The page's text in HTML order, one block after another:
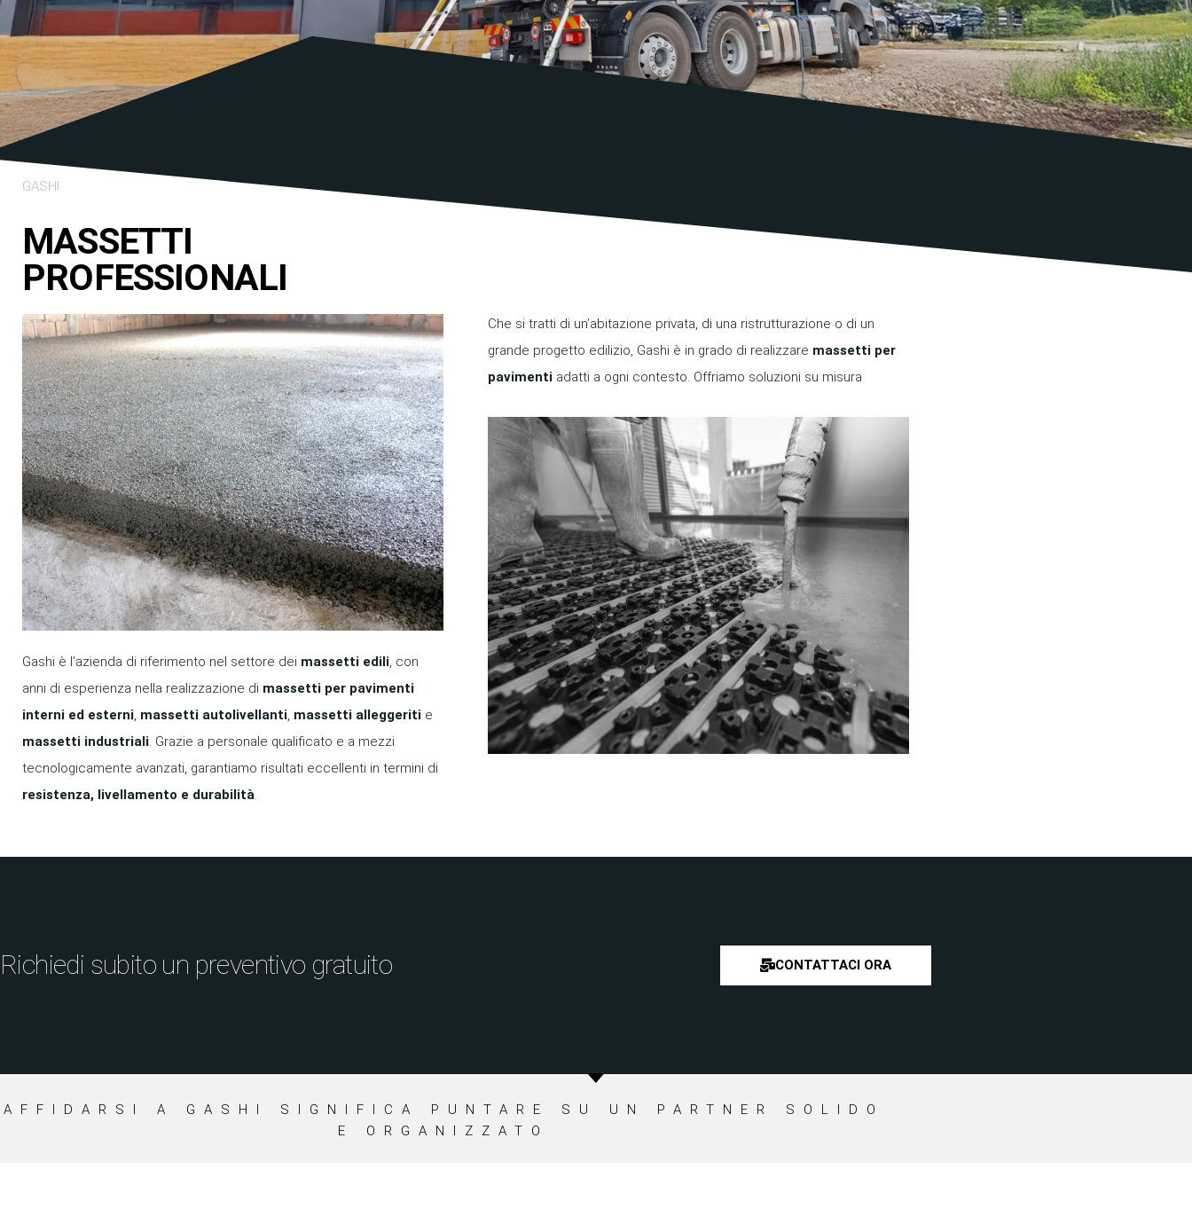
GASHI
MASSETTI
PROFESSIONALI
Gashi è l’azienda di riferimento nel settore dei massetti edili, con
anni di esperienza nella realizzazione di massetti per pavimenti
interni ed esterni, massetti autolivellanti, massetti alleggeriti e
massetti industriali. Grazie a personale qualificato e a mezzi
tecnologicamente avanzati, garantiamo risultati eccellenti in termini di
resistenza, livellamento e durabilità.
Che si tratti di un’abitazione privata, di una ristrutturazione o di un
grande progetto edilizio, Gashi è in grado di realizzare massetti per
pavimenti adatti a ogni contesto. Offriamo soluzioni su misura
Richiedi subito un preventivo gratuito CONTATTACI ORA
AFFIDARSI A GASHI SIGNIFICA PUNTARE SU UN PARTNER SOLIDO
E ORGANIZZATO